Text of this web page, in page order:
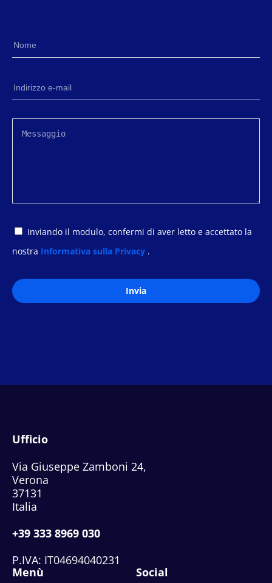
Inviando il modulo, confermi di aver letto e accettato la
nostra Informativa sulla Privacy .
Invia
Ufficio
Via Giuseppe Zamboni 24,
Verona
37131
Italia
+39 333 8969 030
P.IVA: IT04694040231
Menù
Social